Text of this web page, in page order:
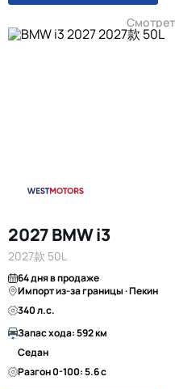
2027 BMW i3
2027款 50L
64 дня в продаже
Импорт из-за границы · Пекин
340 л.с.
Запас хода: 592 км
Седан
Разгон 0-100: 5.6 с